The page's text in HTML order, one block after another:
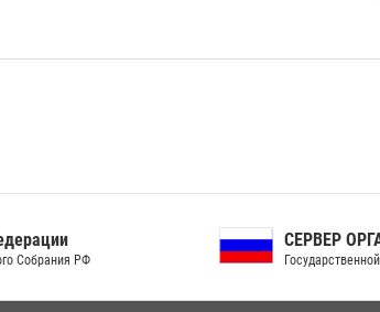
СЕРВЕР ОРГАНОВ
Государственной власти РФ